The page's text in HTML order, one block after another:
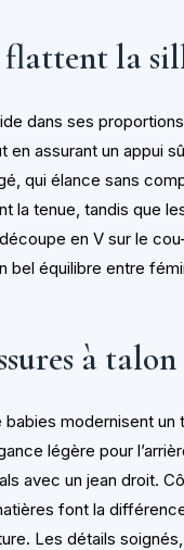
flattent la
dans ses
en assurant un appui
qui élance sans
la tenue, tandis que
en V sur le
bel équilibre entre
à
modernisent
légère pour
avec un jean droit.
font la
Les détails